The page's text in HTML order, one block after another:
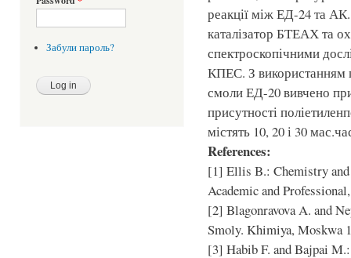
Забули пароль?
реакції між ЕД-24 та
каталізатор БТЕАХ та
спектроскопічними
КПЕС. З використанням
смоли ЕД-20 вивчено
присутності
містять 10, 20 і 30
References:
[1] Ellis B.: Chemistry
Academic and
[2] Blagonravova A. and
Smoly. Khimiya, Moskwa
[3] Habib F. and Bajpai